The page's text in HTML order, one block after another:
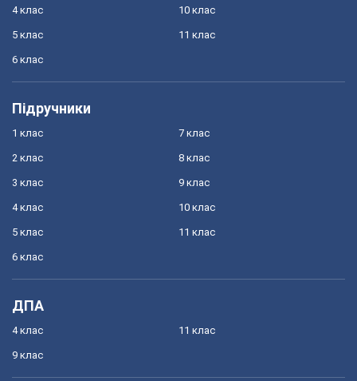
4 клас
5 клас
6 клас
10 клас
11 клас
Підручники
1 клас
2 клас
3 клас
4 клас
5 клас
6 клас
7 клас
8 клас
9 клас
10 клас
11 клас
ДПА
4 клас
9 клас
11 клас